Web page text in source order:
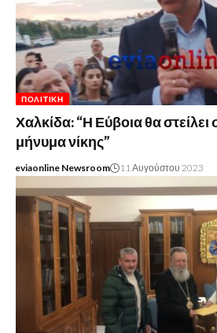
ΠΟΛΙΤΙΚΉ
Χαλκίδα: “Η Εύβοια θα στείλει
μήνυμα νίκης”
eviaonline Newsroom 11 Αυγούστου 2023